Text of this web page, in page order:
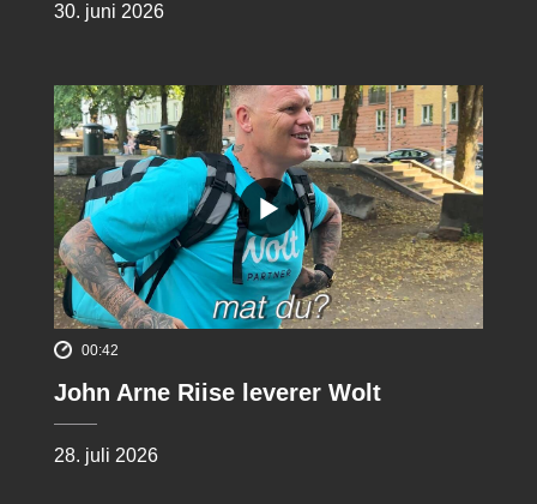
30. juni 2026
00:42
John Arne Riise leverer Wolt
28. juli 2026